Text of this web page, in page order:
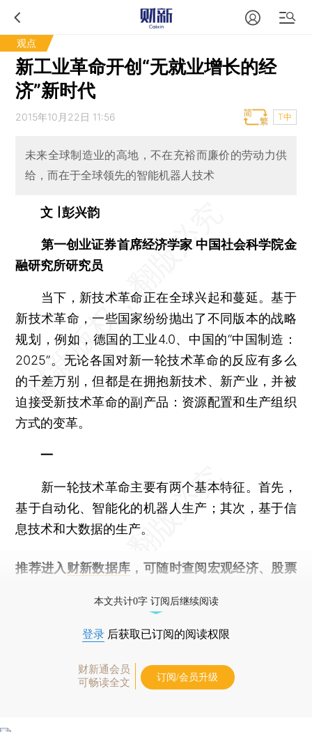
观点
新工业革命开创“无就业增长的经
济”新时代
2015年10月22日 11:56 T中
未来全球制造业的高地，不在充裕而廉价的劳动力供
给，而在于全球领先的智能机器人技术
文 ∣ 彭兴韵
第一创业证券首席经济学家 中国社会科学院金
融研究所研究员
当下，新技术革命正在全球兴起和蔓延。基于
新技术革命，一些国家纷纷抛出了不同版本的战略
规划，例如，德国的工业4.0、中国的“中国制造：
2025”。无论各国对新一轮技术革命的反应有多么
的千差万别，但都是在拥抱新技术、新产业，并被
迫接受新技术革命的副产品：资源配置和生产组织
方式的变革。
一
新一轮技术革命主要有两个基本特征。首先，
基于自动化、智能化的机器人生产；其次，基于信
息技术和大数据的生产。
推荐进入 财新数据库 ，可随时查阅宏观经济、股票
本文共计0字 订阅后继续阅读
登录 后获取已订阅的阅读权限
财新通会员
可畅读全文
订阅/会员升级